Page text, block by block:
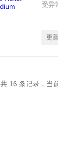
受异
更
共 16 条记录，当